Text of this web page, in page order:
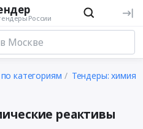
России
категориям
Тендеры: химия
реактивы